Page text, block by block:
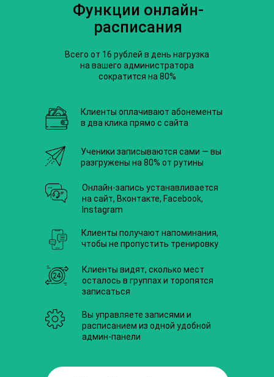
Ученики записываются сами — вы
разгружены на 80% от рутины
Клиенты оплачивают абонементы
в два клика прямо с сайта
Онлайн-запись устанавливается
на сайт, Вконтакте, Facebook,
Instagram
Клиенты получают напоминания,
чтобы не пропустить тренировку
Клиенты видят, сколько мест
осталось в группах и торопятся
записаться
Вы управляете записями и
расписанием из одной удобной
админ-панели
Функции онлайн-
расписания
Всего от 16 рублей в день нагрузка
на вашего администратора
сократится на 80%